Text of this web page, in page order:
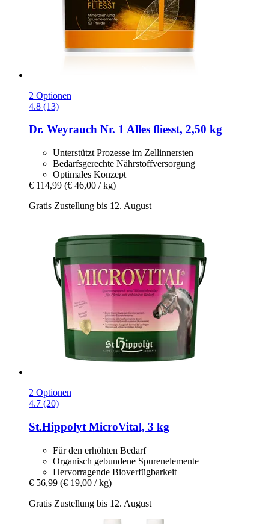
2 Optionen
4.8 (13)
Dr. Weyrauch Nr. 1 Alles fliesst, 2,50 kg
Unterstützt Prozesse im Zellinnersten
Bedarfsgerechte Nährstoffversorgung
Optimales Konzept
€ 114,99 (€ 46,00 / kg)
Gratis Zustellung bis 12. August
2 Optionen
4.7 (20)
St.Hippolyt MicroVital, 3 kg
Für den erhöhten Bedarf
Organisch gebundene Spurenelemente
Hervorragende Bioverfügbarkeit
€ 56,99 (€ 19,00 / kg)
Gratis Zustellung bis 12. August